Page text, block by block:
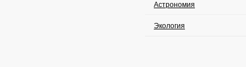
Астрономия
Экология